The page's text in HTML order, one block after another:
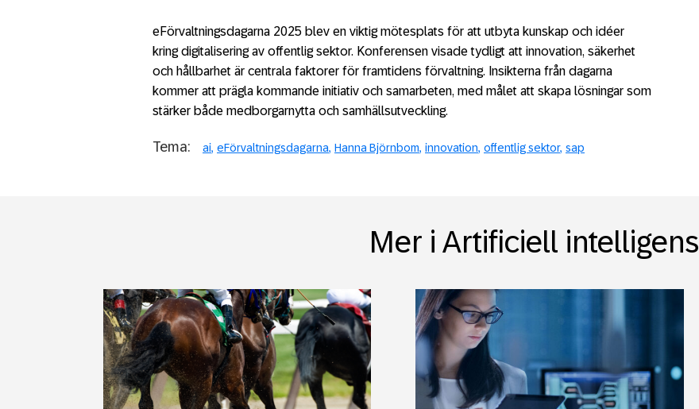
eFörvaltningsdagarna 2025 blev en viktig mötesplats för att utbyta kunskap och idéer
kring digitalisering av offentlig sektor. Konferensen visade tydligt att innovation, säkerhet
och hållbarhet är centrala faktorer för framtidens förvaltning. Insikterna från dagarna
kommer att prägla kommande initiativ och samarbeten, med målet att skapa lösningar som
stärker både medborgarnytta och samhällsutveckling.
Tema: ai eFörvaltningsdagarna Hanna Björnbom innovation offentlig sektor sap
Mer i Artificiell intelligens